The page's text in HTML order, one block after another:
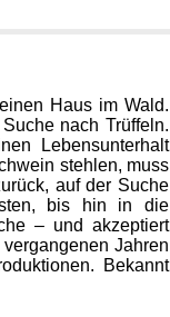
Haus im Wald.
nach Trüffeln.
Lebensunterhalt
stehlen, muss
auf der Suche
bis hin in die
– und akzeptiert
Jahren
Bekannt